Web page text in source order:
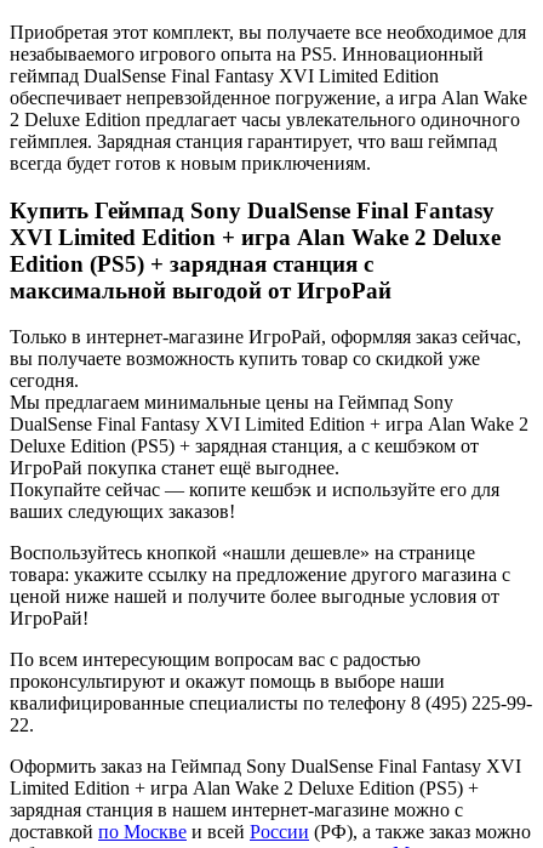
Приобретая этот комплект, вы получаете все необходимое для
незабываемого игрового опыта на PS5. Инновационный
геймпад DualSense Final Fantasy XVI Limited Edition
обеспечивает непревзойденное погружение, а игра Alan Wake
2 Deluxe Edition предлагает часы увлекательного одиночного
геймплея. Зарядная станция гарантирует, что ваш геймпад
всегда будет готов к новым приключениям.
Купить Геймпад Sony DualSense Final Fantasy
XVI Limited Edition + игра Alan Wake 2 Deluxe
Edition (PS5) + зарядная станция с
максимальной выгодой от ИгроРай
Только в интернет-магазине ИгроРай, оформляя заказ сейчас,
вы получаете возможность купить товар со скидкой уже
сегодня.
Мы предлагаем минимальные цены на Геймпад Sony
DualSense Final Fantasy XVI Limited Edition + игра Alan Wake 2
Deluxe Edition (PS5) + зарядная станция, а с кешбэком от
ИгроРай покупка станет ещё выгоднее.
Покупайте сейчас — копите кешбэк и используйте его для
ваших следующих заказов!
Воспользуйтесь кнопкой «нашли дешевле» на странице
товара: укажите ссылку на предложение другого магазина с
ценой ниже нашей и получите более выгодные условия от
ИгроРай!
По всем интересующим вопросам вас с радостью
проконсультируют и окажут помощь в выборе наши
квалифицированные специалисты по телефону 8 (495) 225-99-
22.
Оформить заказ на Геймпад Sony DualSense Final Fantasy XVI
Limited Edition + игра Alan Wake 2 Deluxe Edition (PS5) +
зарядная станция в нашем интернет-магазине можно с
доставкой по Москве и всей России (РФ), а также заказ можно